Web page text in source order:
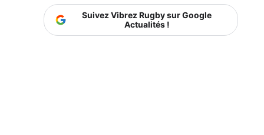
Suivez Vibrez Rugby sur Google
Actualités !